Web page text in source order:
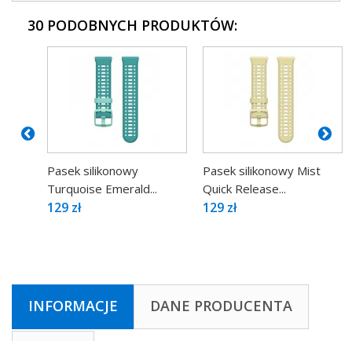
30 PODOBNYCH PRODUKTÓW:
Pasek silikonowy
Turquoise Emerald...
129 zł
Pasek silikonowy Mist
Quick Release...
129 zł
INFORMACJE DANE PRODUCENTA